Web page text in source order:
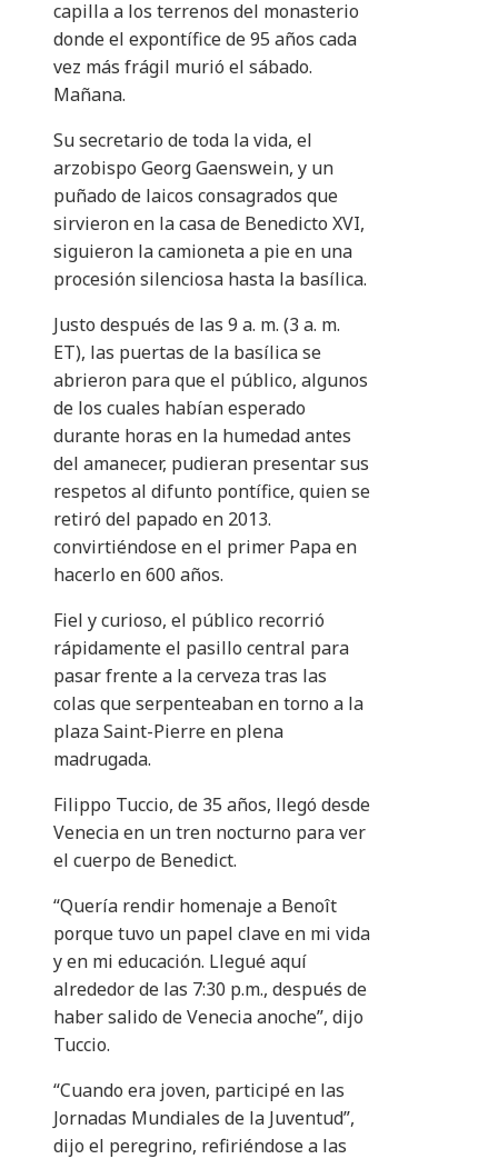
capilla a los terrenos del monasterio
donde el expontífice de 95 años cada
vez más frágil murió el sábado.
Mañana.
Su secretario de toda la vida, el
arzobispo Georg Gaenswein, y un
puñado de laicos consagrados que
sirvieron en la casa de Benedicto XVI,
siguieron la camioneta a pie en una
procesión silenciosa hasta la basílica.
Justo después de las 9 a. m. (3 a. m.
ET), las puertas de la basílica se
abrieron para que el público, algunos
de los cuales habían esperado
durante horas en la humedad antes
del amanecer, pudieran presentar sus
respetos al difunto pontífice, quien se
retiró del papado en 2013.
convirtiéndose en el primer Papa en
hacerlo en 600 años.
Fiel y curioso, el público recorrió
rápidamente el pasillo central para
pasar frente a la cerveza tras las
colas que serpenteaban en torno a la
plaza Saint-Pierre en plena
madrugada.
Filippo Tuccio, de 35 años, llegó desde
Venecia en un tren nocturno para ver
el cuerpo de Benedict.
“Quería rendir homenaje a Benoît
porque tuvo un papel clave en mi vida
y en mi educación. Llegué aquí
alrededor de las 7:30 p.m., después de
haber salido de Venecia anoche”, dijo
Tuccio.
“Cuando era joven, participé en las
Jornadas Mundiales de la Juventud”,
dijo el peregrino, refiriéndose a las